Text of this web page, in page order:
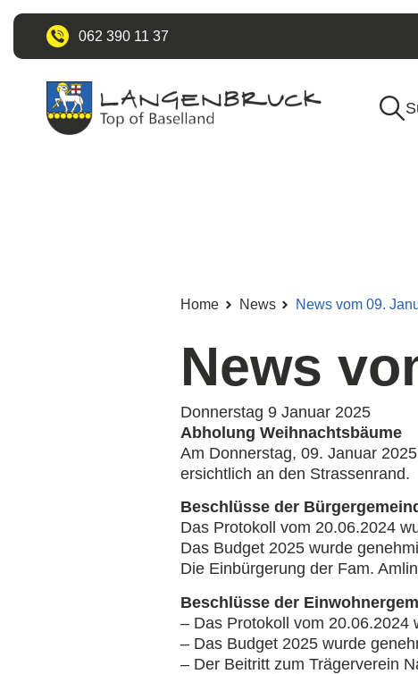
062 390 11 37
Home News News vom 09.
News
Donnerstag 9 Januar 2025
Abholung Weihnachtsbäume
Am Donnerstag, 09. Januar
ersichtlich an den Strassenrand.
Beschlüsse der
Das Protokoll vom 20.06.2024
Das Budget 2025 wurde
Die Einbürgerung der Fam.
Beschlüsse der
– Das Protokoll vom 20.06.2024
– Das Budget 2025 wurde
– Der Beitritt zum Trägerverein